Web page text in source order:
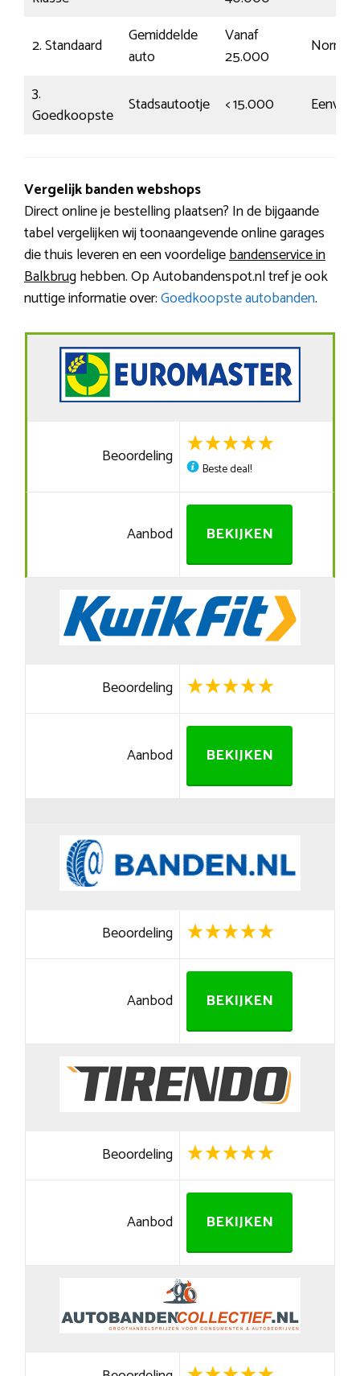
2. Standaard
Gemiddelde
auto
Vanaf
25.000
Normaal
3.
Goedkoopste
Stadsautootje < 15.000
Vergelijk banden webshops
Direct online je bestelling plaatsen? In de bijgaande
tabel vergelijken wij toonaangevende online garages
die thuis leveren en een voordeligebandenservice in
Balkbrughebben. Op Autobandenspot.nl tref je ook
nuttige informatie over:Goedkoopste autobanden.
Beoordeling
Beste deal!
Aanbod BEKIJKEN
Beoordeling
Aanbod BEKIJKEN
Beoordeling
Aanbod BEKIJKEN
Beoordeling
Aanbod BEKIJKEN